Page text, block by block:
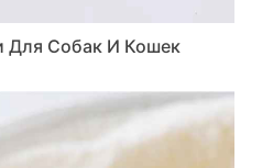
Для Собак И Кошек